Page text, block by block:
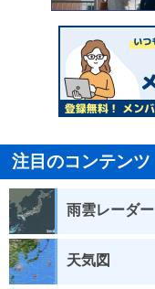
注目のコンテンツ
雨雲レーダー
天気図